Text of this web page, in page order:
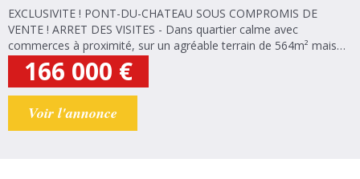
EXCLUSIVITE ! PONT-DU-CHATEAU SOUS COMPROMIS DE
VENTE ! ARRET DES VISITES - Dans quartier calme avec
commerces à proximité, sur un agréable terrain de 564m² maison
55m² hab. comprenant : cuisine, séjour, deux chambres, salle
d'eau, wc, sous -sol avec garage cave...
166 000 €
Voir l'annonce